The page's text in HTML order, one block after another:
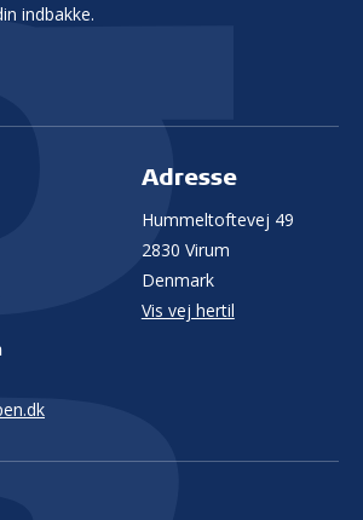
indbakke.
Adresse
Hummeltoftevej 49
2830 Virum
Denmark
Vis vej hertil